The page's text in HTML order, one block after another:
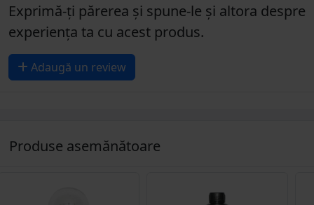
Exprimă-ți părerea și spune-le și altora despre
experiența ta cu acest produs.
Adaugă un review
Produse asemănătoare